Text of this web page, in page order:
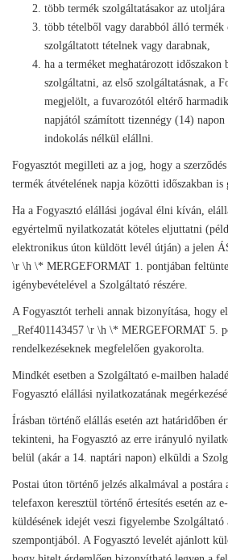
több termék szolgáltatásakor az
több tételből vagy darabból álló termék
szolgáltatott tételnek vagy darabnak,
ha a terméket meghatározott időszakon
szolgáltatni, az első szolgáltatásnak, a
megjelölt, a fuvarozótól eltérő
napjától számított tizennégy (14) napon
indokolás nélkül elállni.
Fogyasztót megilleti az a jog, hogy a szerződés
termék átvételének napja közötti időszakban
Ha a Fogyasztó elállási jogával élni kíván,
egyértelmű nyilatkozatát köteles eljuttatni
elektronikus úton küldött levél útján) a jelen
\r \h \* MERGEFORMAT 1. pontjában
igénybevételével a Szolgáltató részére.
A Fogyasztót terheli annak bizonyítása, hogy
_Ref401143457 \r \h \* MERGEFORMAT 5.
rendelkezéseknek megfelelően gyakorolta.
Mindkét esetben a Szolgáltató e-mailben
Fogyasztó elállási nyilatkozatának
Írásban történő elállás esetén azt határidőben
tekinteni, ha Fogyasztó az erre irányuló
belül (akár a 14. naptári napon) elküldi a
Postai úton történő jelzés alkalmával a postára
telefaxon keresztül történő értesítés esetén az
küldésének idejét veszi figyelembe Szolgáltató
szempontjából. A Fogyasztó levelét ajánlott